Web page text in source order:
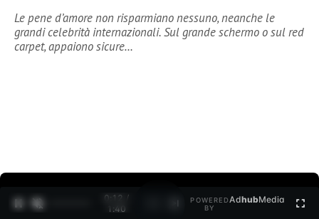
Le pene d’amore non risparmiano nessuno, neanche le
grandi celebrità internazionali. Sul grande schermo o sul red
carpet, appaiono sicure…
0:12 /
1:40
POWERED
BY
AdhubMedia